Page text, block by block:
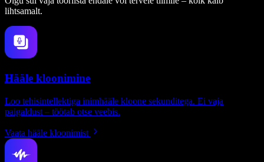
lihtsamalt.
Hääle kloonimine
Loo tehisintellektiga inimhääle kloone sekunditega. Ei vaja
paigaldust – töötab otse veebis.
Vaata hääle kloonimist